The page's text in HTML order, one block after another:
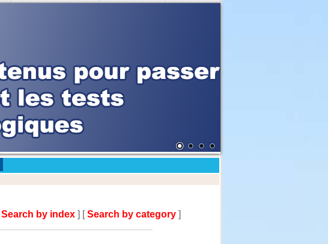
Search by index ] [Search by category ]